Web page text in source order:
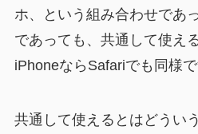
ホ、という組み合わせであ
であっても、共通して使え
iPhoneならSafariでも同様で
共通して使えるとはどうい